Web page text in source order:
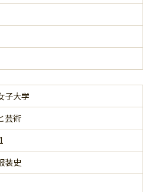
子大学
芸術
装史